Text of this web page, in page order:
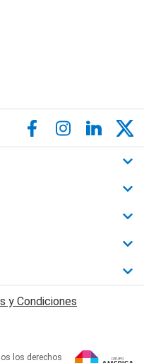
y Condiciones
los derechos